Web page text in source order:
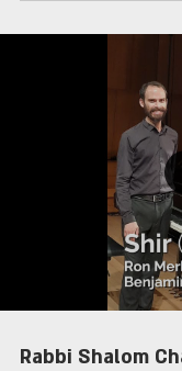
Rabbi Shalom